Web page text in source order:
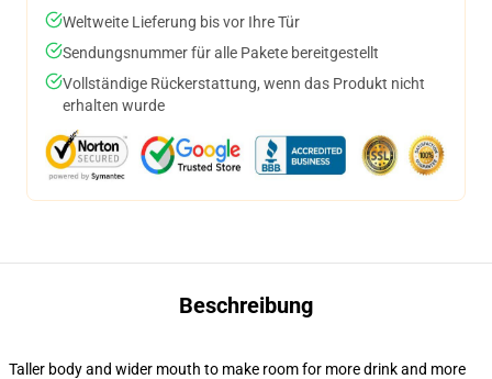
Weltweite Lieferung bis vor Ihre Tür
Sendungsnummer für alle Pakete bereitgestellt
Vollständige Rückerstattung, wenn das Produkt nicht
erhalten wurde
Beschreibung
Taller body and wider mouth to make room for more drink and more